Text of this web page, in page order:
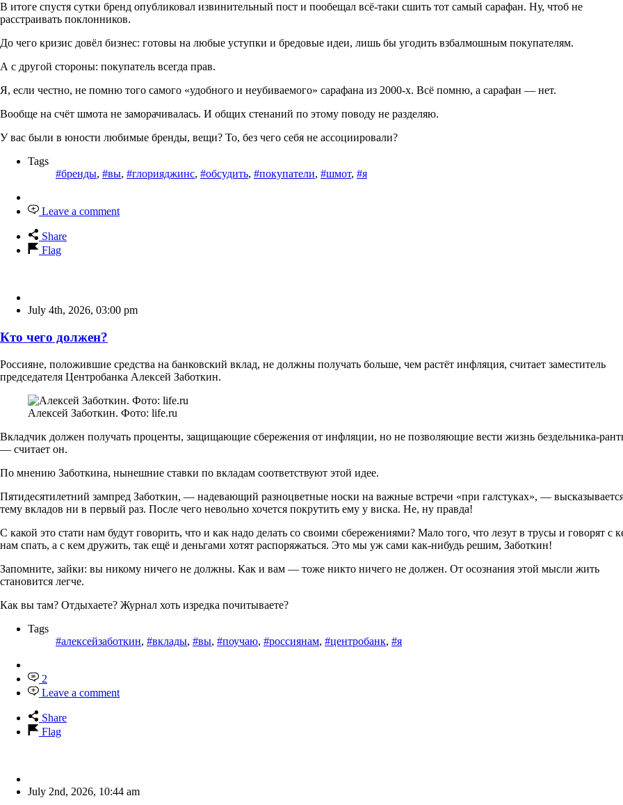
В итоге спустя сутки бренд опубликовал извинительный пост и пообещал всё-таки сшить тот самый сарафан. Ну, чтоб не
расстраивать поклонников.
До чего кризис довёл бизнес: готовы на любые уступки и бредовые идеи, лишь бы угодить взбалмошным покупателям.
А с другой стороны: покупатель всегда прав.
Я, если честно, не помню того самого «удобного и неубиваемого» сарафана из 2000-х. Всё помню, а сарафан — нет.
Вообще на счёт шмота не заморачивалась. И общих стенаний по этому поводу не разделяю.
У вас были в юности любимые бренды, вещи? То, без чего себя не ассоциировали?
Tags
#бренды, #вы, #глорияджинс, #обсудить, #покупатели, #шмот, #я
Leave a comment
Share
Flag
July 4th, 2026, 03:00 pm
Кто чего должен?
Россияне, положившие средства на банковский вклад, не должны получать больше, чем растёт инфляция, считает заместитель
председателя Центробанка Алексей Заботкин.
Алексей Заботкин. Фото: life.ru
Вкладчик должен получать проценты, защищающие сбережения от инфляции, но не позволяющие вести жизнь бездельника-
— считает он.
По мнению Заботкина, нынешние ставки по вкладам соответствуют этой идее.
Пятидесятилетний зампред Заботкин, — надевающий разноцветные носки на важные встречи «при галстуках», —
тему вкладов ни в первый раз. После чего невольно хочется покрутить ему у виска. Не, ну правда!
С какой это стати нам будут говорить, что и как надо делать со своими сбережениями? Мало того, что лезут в трусы и говорят с
нам спать, а с кем дружить, так ещё и деньгами хотят распоряжаться. Это мы уж сами как-нибудь решим, Заботкин!
Запомните, зайки: вы никому ничего не должны. Как и вам — тоже никто ничего не должен. От осознания этой мысли жить
становится легче.
Как вы там? Отдыхаете? Журнал хоть изредка почитываете?
Tags
#алексейзаботкин, #вклады, #вы, #поучаю, #россиянам, #центробанк, #я
2
Leave a comment
Share
Flag
July 2nd, 2026, 10:44 am